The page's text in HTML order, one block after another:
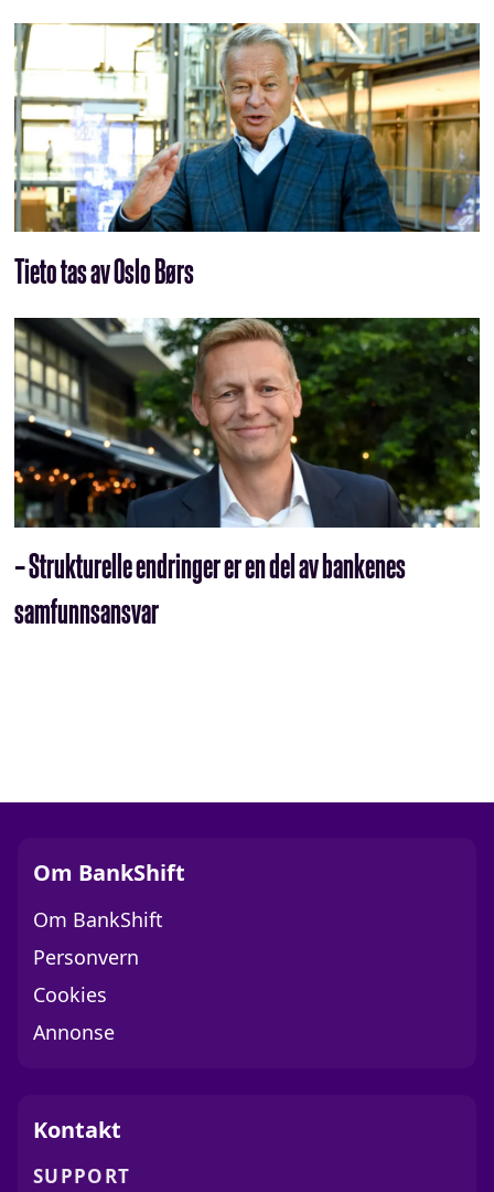
Tieto tas av Oslo Børs
– Strukturelle endringer er en del av bankenes
samfunnsansvar
Om BankShift
Om BankShift
Personvern
Cookies
Annonse
Kontakt
SUPPORT